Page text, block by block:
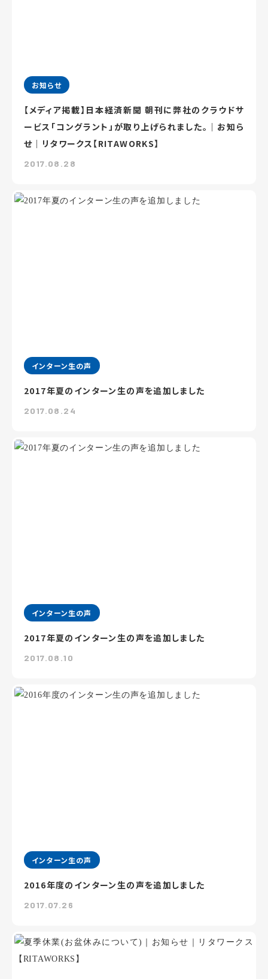
お知らせ
【メディア掲載】日本経済新聞 朝刊に弊社のクラウドサ
ービス「コングラント」が取り上げられました。｜お知ら
せ｜リタワークス【RITAWORKS】
2017.08.28
インターン生の声
2017年夏のインターン生の声を追加しました
2017.08.24
インターン生の声
2017年夏のインターン生の声を追加しました
2017.08.10
インターン生の声
2016年度のインターン生の声を追加しました
2017.07.26